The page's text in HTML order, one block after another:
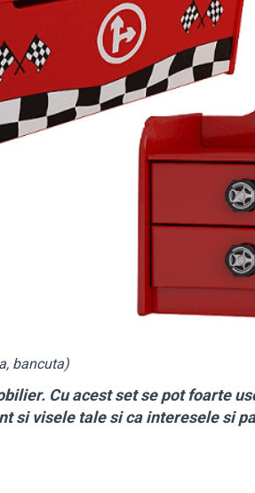
bancuta)
Cu acest set se pot foarte
si visele tale si ca interesele si